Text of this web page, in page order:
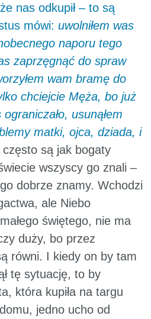
nas odkupił – to są
mówi: uwolniłem was
naporu tego
zaprzęgnąć do spraw
wam bramę do
chciejcie Męża, bo już
usunąłem
matki, ojca, dziada, i
często są jak bogaty
wszyscy go znali –
dobrze znamy. Wchodzi
ale Niebo
świętego, nie ma
duży, bo przez
równi. I kiedy on by tam
tę sytuację, to by
która kupiła na targu
jedno ucho od